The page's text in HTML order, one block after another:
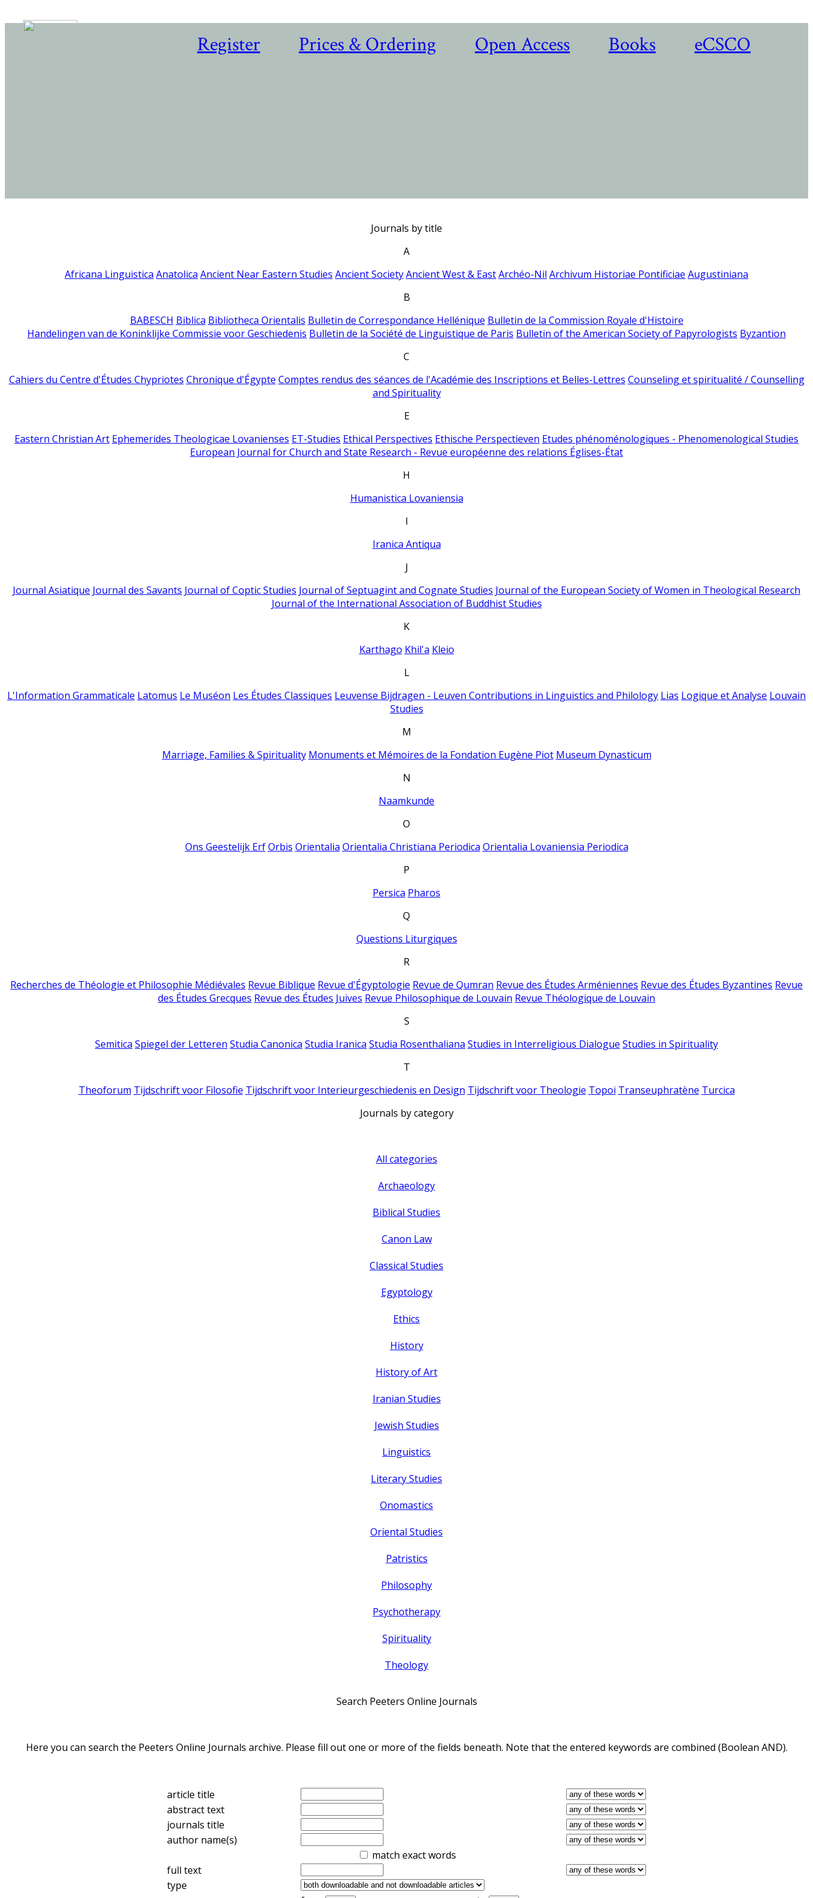
Register Prices & Ordering Open Access Books eCSCO
Journals by title
A
Africana Linguistica Anatolica Ancient Near Eastern Studies Ancient SocietyAncient West & EastArchéo-Nil Archivum Historiae Pontificiae Augustiniana
B
BABESCH Biblica Bibliotheca Orientalis Bulletin de Correspondance Hellénique Bulletin de la Commission Royale d'Histoire
Handelingen van de Koninklijke Commissie voor Geschiedenis Bulletin de la Société de Linguistique de Paris Bulletin of the American Society of Papyrologists Byzantion
C
Cahiers du Centre d'Études Chypriotes Chronique d'Égypte Comptes rendus des séances de l'Académie des Inscriptions et Belles-Lettres Counseling et spiritualité / Counselling
and Spirituality
E
Eastern Christian Art Ephemerides Theologicae Lovanienses ET-Studies Ethical Perspectives Ethische Perspectieven Etudes phénoménologiques - Phenomenological Studies
European Journal for Church and State Research - Revue européenne des relations Églises-État
H
Humanistica Lovaniensia
I
Iranica Antiqua
J
Journal Asiatique Journal des Savants Journal of Coptic Studies Journal of Septuagint and Cognate Studies Journal of the European Society of Women in Theological Research
Journal of the International Association of Buddhist Studies
K
Karthago Khil'a Kleio
L
L'Information Grammaticale Latomus Le Muséon Les Études Classiques Leuvense Bijdragen - Leuven Contributions in Linguistics and Philology Lias Logique et Analyse Louvain
Studies
M
Marriage, Families & Spirituality Monuments et Mémoires de la Fondation Eugène Piot Museum Dynasticum
N
Naamkunde
O
Ons Geestelijk Erf Orbis Orientalia Orientalia Christiana Periodica Orientalia Lovaniensia Periodica
P
Persica Pharos
Q
Questions Liturgiques
R
Recherches de Théologie et Philosophie Médiévales Revue Biblique Revue d'Égyptologie Revue de Qumran Revue des Études Arméniennes Revue des Études Byzantines Revue
des Études Grecques Revue des Études Juives Revue Philosophique de Louvain Revue Théologique de Louvain
S
Semitica Spiegel der Letteren Studia Canonica Studia Iranica Studia Rosenthaliana Studies in Interreligious Dialogue Studies in Spirituality
T
Theoforum Tijdschrift voor Filosofie Tijdschrift voor Interieurgeschiedenis en Design Tijdschrift voor Theologie Topoi Transeuphratène Turcica
Journals by category
All categories
Archaeology
Biblical Studies
Canon Law
Classical Studies
Egyptology
Ethics
History
History of Art
Iranian Studies
Jewish Studies
Linguistics
Literary Studies
Onomastics
Oriental Studies
Patristics
Philosophy
Psychotherapy
Spirituality
Theology
Search Peeters Online Journals
Here you can search the Peeters Online Journals archive. Please fill out one or more of the fields beneath. Note that the entered keywords are combined (Boolean AND).
article title
abstract text
journals title
author name(s)
match exact words
full text
type